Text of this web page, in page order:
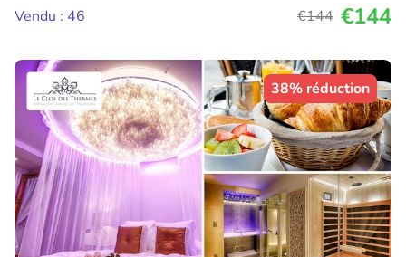
Vendu : 46
€144 €144
38% réduction